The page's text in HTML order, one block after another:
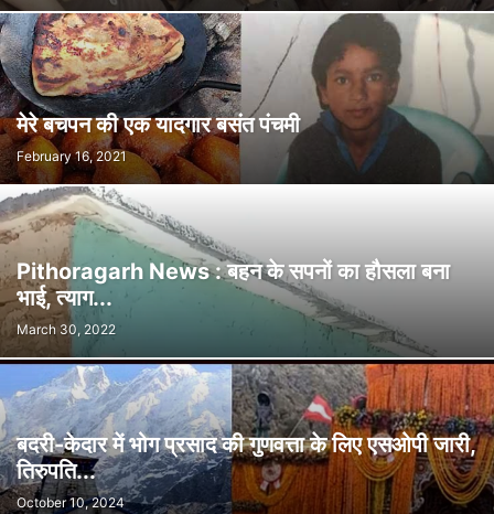
मेरे बचपन की एक यादगार बसंत पंचमी
February 16, 2021
Pithoragarh News : बहन के सपनों का हौसला बना
भाई, त्याग...
March 30, 2022
बदरी-केदार में भोग प्रसाद की गुणवत्ता के लिए एसओपी जारी,
तिरुपति...
October 10, 2024